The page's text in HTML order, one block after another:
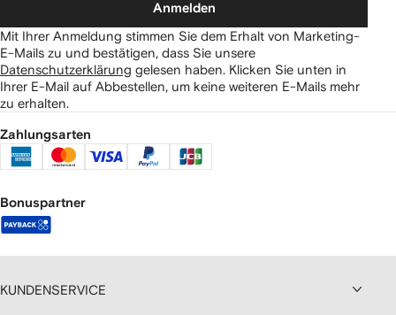
Anmelden
Mit Ihrer Anmeldung stimmen Sie dem Erhalt von Marketing-
E-Mails zu und bestätigen, dass Sie unsere
Datenschutzerklärung gelesen haben. Klicken Sie unten in
Ihrer E-Mail auf Abbestellen, um keine weiteren E-Mails mehr
zu erhalten.
Zahlungsarten
Bonuspartner
KUNDENSERVICE